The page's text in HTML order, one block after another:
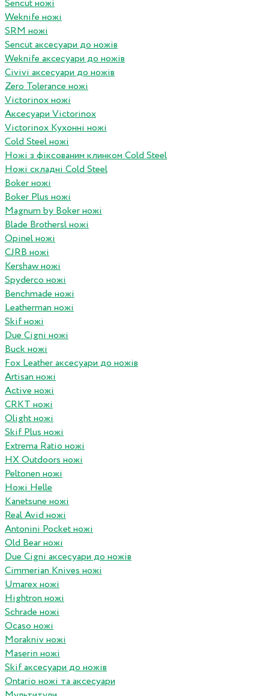
Sencut ножі
Weknife ножі
SRM ножі
Sencut аксесуари до ножів
Weknife аксесуари до ножів
Civivi аксесуари до ножів
Zero Tolerance ножі
Victorinox ножі
Аксесуари Victorinox
Victorinox Кухонні ножі
Cold Steel ножі
Ножі з фіксованим клинком Cold Steel
Ножі складні Cold Steel
Boker ножі
Boker Plus ножі
Magnum by Boker ножі
Blade Brothersl ножі
Opinel ножі
CJRB ножі
Kershaw ножі
Spyderco ножі
Benchmade ножі
Leatherman ножі
Skif ножі
Due Cigni ножі
Buck ножі
Fox Leather аксесуари до ножів
Artisan ножі
Active ножі
CRKT ножі
Olight ножі
Skif Plus ножі
Extrema Ratio ножі
HX Outdoors ножі
Peltonen ножі
Ножі Helle
Kanetsune ножі
Real Avid ножі
Antonini Pocket ножі
Old Bear ножі
Due Cigni аксесуари до ножів
Cimmerian Knives ножі
Umarex ножі
Hightron ножі
Schrade ножі
Ocaso ножі
Morakniv ножі
Maserin ножі
Skif аксесуари до ножів
Ontario ножі та аксесуари